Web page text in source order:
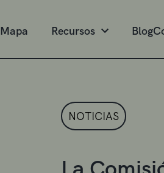
Mapa Recursos
NOTICIAS